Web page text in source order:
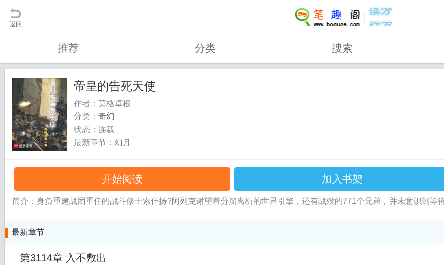
返回
推荐 分类 搜索
帝皇的告死天使
作者：莫格卓根
分类： 奇幻
状态：连载
最新章节： 幻月
开始阅读 加入书架
简介：身负重建战团重任的战斗修士索什扬?阿列克谢望着分崩离析的世界引擎，还有战殁的771个兄弟，并未意识到
最新章节
第3114章 入不敷出